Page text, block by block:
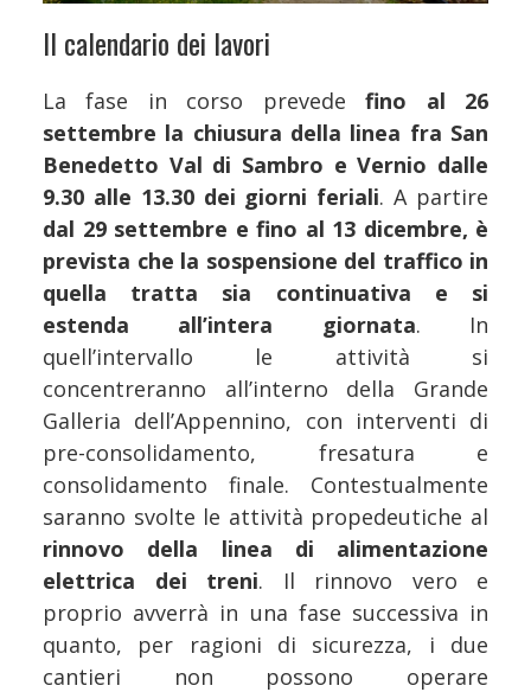
Il calendario dei lavori
La fase in corso prevedefino al 26
settembre la chiusura della linea fra San
Benedetto Val di Sambro e Vernio dalle
9.30 alle 13.30 dei giorni feriali. A partire
dal 29 settembre e fino al 13 dicembre, è
prevista che la sospensione del traffico in
quella tratta sia continuativa e si
estenda all’intera giornata. In
quell’intervallo le attività si
concentreranno all’interno della Grande
Galleria dell’Appennino, con interventi di
pre-consolidamento, fresatura e
consolidamento finale. Contestualmente
saranno svolte le attività propedeutiche al
rinnovo della linea di alimentazione
elettrica dei treni. Il rinnovo vero e
proprio avverrà in una fase successiva in
quanto, per ragioni di sicurezza, i due
cantieri non possono operare